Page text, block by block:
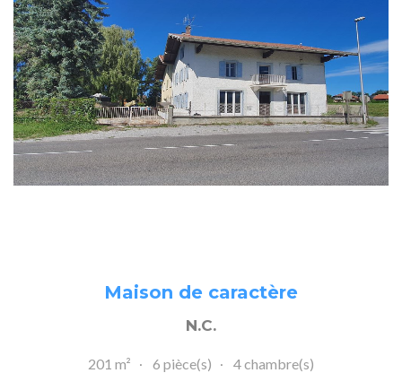
Maison de caractère
N.C.
201 m² 6 pièce(s)
4 chambre(s)